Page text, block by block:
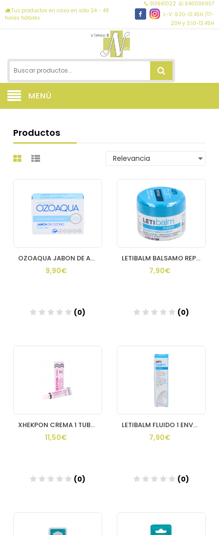
Tus productos en casa en sólo 24 - 48
horas hábiles
913661022
640096907
L-V: 9.30-13.45H /17-
20H y S:10-13.45H
MENÚ
Productos
OZOAQUA JABON DE ACEITE OZONIZADO 1 PASTILLA 100 G
9,90€
(0)
LETIBALM BALSAMO REPARADOR NARIZ Y LABIOS 1 ENVASE 10 ML
7,90€
(0)
XHEKPON CREMA 1 TUBO 40 ML
11,50€
(0)
LETIBALM FLUIDO 1 ENVASE 10 ML
7,90€
(0)